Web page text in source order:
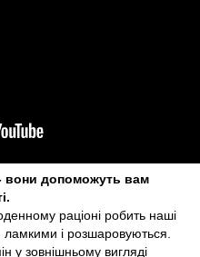
вони допоможуть вам
раціоні робить наші
ламкими і розшаровуються.
у зовнішньому вигляді